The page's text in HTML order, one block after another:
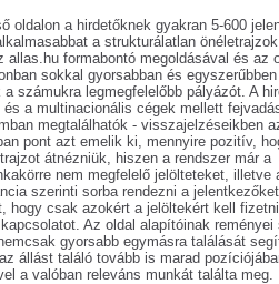
oldalon a hirdetőknek gyakran 5-600
a strukturálatlan
formabontó megoldásával és az
sokkal gyorsabban és egyszerűbben
számukra legmegfelelőbb pályázót. A
a multinacionális cégek mellett
megtalálhatók - visszajelzéseikben
pont azt emelik ki, mennyire pozitív,
átnézniük, hiszen a rendszer már a
nem megfelelő jelölteteket, illetve
szerinti sorba rendezni a
hogy csak azokért a jelöltekért kell
Az oldal alapítóinak reményei
gyorsabb egymásra találását
állást találó tovább is marad
a valóban releváns munkát találta meg.